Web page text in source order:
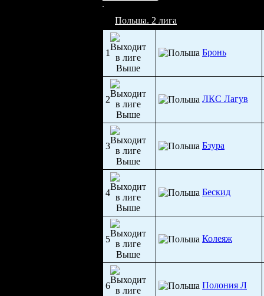
Польша. 2 лига
1 Бронь
2 ЛКС Лагув
3 Бзура
4 Бескид
5 Колеяж
6 Полония Л